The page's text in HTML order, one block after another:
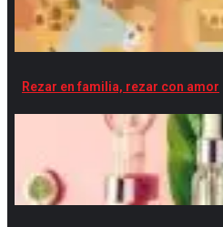
Rezar en familia, rezar con amor